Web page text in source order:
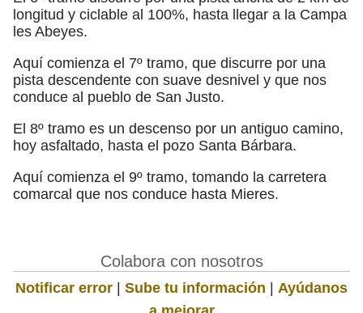
longitud y ciclable al 100%, hasta llegar a la Campa
les Abeyes.
Aquí comienza el 7º tramo, que discurre por una
pista descendente con suave desnivel y que nos
conduce al pueblo de San Justo.
El 8º tramo es un descenso por un antiguo camino,
hoy asfaltado, hasta el pozo Santa Bárbara.
Aquí comienza el 9º tramo, tomando la carretera
comarcal que nos conduce hasta Mieres.
Colabora con nosotros
Notificar error | Sube tu información | Ayúdanos